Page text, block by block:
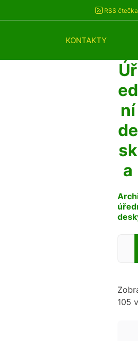
RSS čtečka
KONTAKTY
Úř
ed
ní
de
sk
a
105